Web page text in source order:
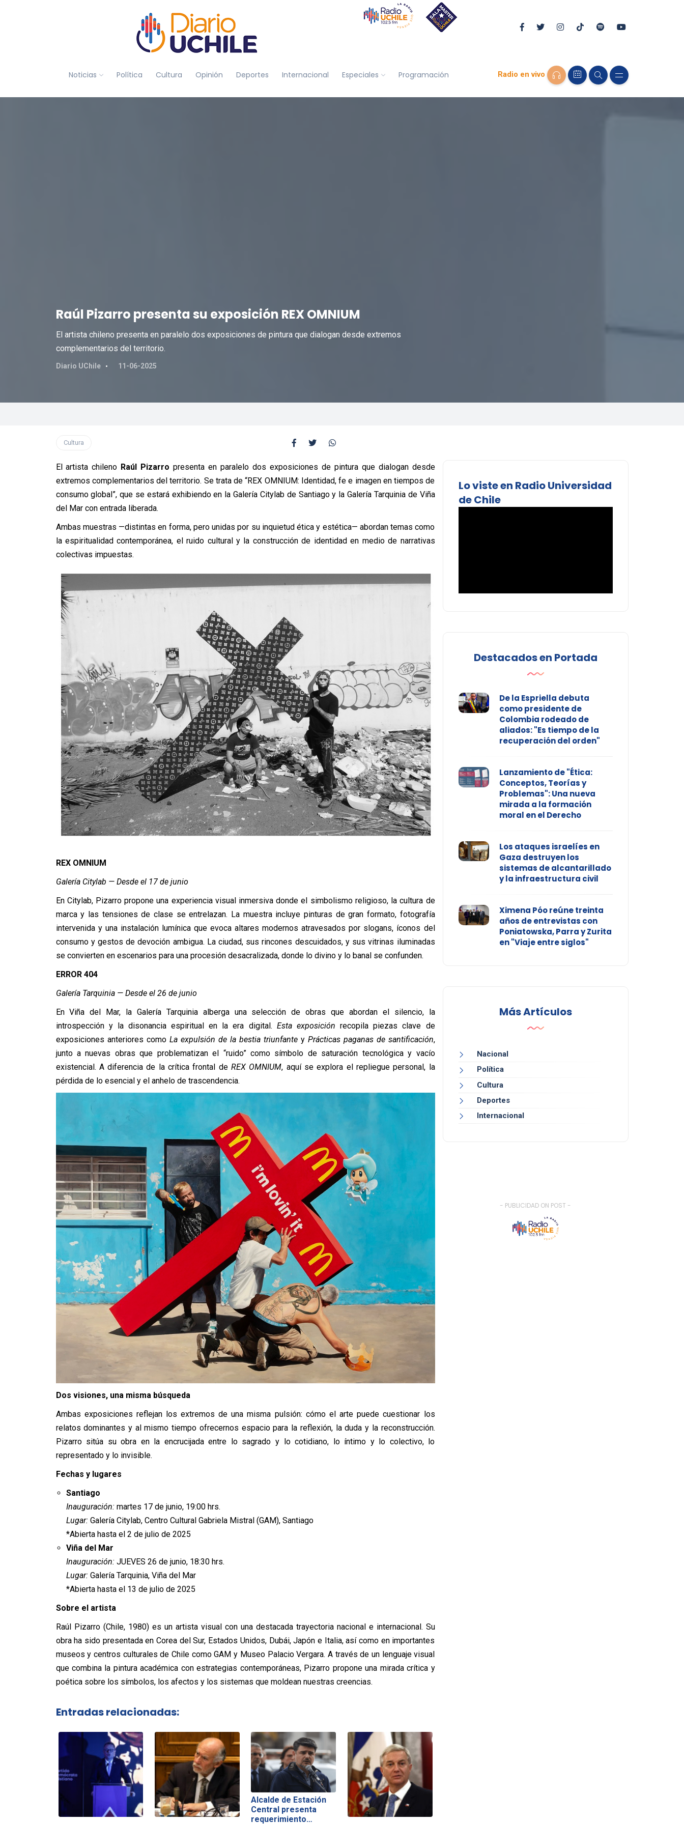
Noticias Política Cultura Opinión Deportes Internacional Especiales Programación Radio en vivo
Raúl Pizarro presenta su exposición REX OMNIUM
El artista chileno presenta en paralelo dos exposiciones de pintura que dialogan desde extremos
complementarios del territorio.
Diario UChile 11-06-2025
Cultura
El artista chileno Raúl Pizarro presenta en paralelo dos exposiciones de pintura que dialogan desde
extremos complementarios del territorio. Se trata de “REX OMNIUM: Identidad, fe e imagen en tiempos de
consumo global”, que se estará exhibiendo en la Galería Citylab de Santiago y la Galería Tarquinia de Viña
del Mar con entrada liberada.
Ambas muestras —distintas en forma, pero unidas por su inquietud ética y estética— abordan temas como
la espiritualidad contemporánea, el ruido cultural y la construcción de identidad en medio de narrativas
colectivas impuestas.
REX OMNIUM
Galería Citylab — Desde el 17 de junio
En Citylab, Pizarro propone una experiencia visual inmersiva donde el simbolismo religioso, la cultura de
marca y las tensiones de clase se entrelazan. La muestra incluye pinturas de gran formato, fotografía
intervenida y una instalación lumínica que evoca altares modernos atravesados por slogans, íconos del
consumo y gestos de devoción ambigua. La ciudad, sus rincones descuidados, y sus vitrinas iluminadas
se convierten en escenarios para una procesión desacralizada, donde lo divino y lo banal se confunden.
ERROR 404
Galería Tarquinia — Desde el 26 de junio
En Viña del Mar, la Galería Tarquinia alberga una selección de obras que abordan el silencio, la
introspección y la disonancia espiritual en la era digital. Esta exposiciónrecopila piezas clave de
exposiciones anteriores como La expulsión de la bestia triunfantey Prácticas paganas de santificación,
junto a nuevas obras que problematizan el “ruido” como símbolo de saturación tecnológica y vacío
existencial. A diferencia de la crítica frontal de REX OMNIUM, aquí se explora el repliegue personal, la
pérdida de lo esencial y el anhelo de trascendencia.
Dos visiones, una misma búsqueda
Ambas exposiciones reflejan los extremos de una misma pulsión: cómo el arte puede cuestionar los
relatos dominantes y al mismo tiempo ofrecernos espacio para la reflexión, la duda y la reconstrucción.
Pizarro sitúa su obra en la encrucijada entre lo sagrado y lo cotidiano, lo íntimo y lo colectivo, lo
representado y lo invisible.
Fechas y lugares
Santiago
Inauguración:martes 17 de junio, 19:00 hrs.
Lugar:Galería Citylab, Centro Cultural Gabriela Mistral (GAM), Santiago
*Abierta hasta el 2 de julio de 2025
Viña del Mar
Inauguración:JUEVES 26 de junio, 18:30 hrs.
Lugar:Galería Tarquinia, Viña del Mar
*Abierta hasta el 13 de julio de 2025
Sobre el artista
Raúl Pizarro (Chile, 1980) es un artista visual con una destacada trayectoria nacional e internacional. Su
obra ha sido presentada en Corea del Sur, Estados Unidos, Dubái, Japón e Italia, así como en importantes
museos y centros culturales de Chile como GAM y Museo Palacio Vergara. A través de un lenguaje visual
que combina la pintura académica con estrategias contemporáneas, Pizarro propone una mirada crítica y
poética sobre los símbolos, los afectos y los sistemas que moldean nuestras creencias.
Entradas relacionadas:
Alcalde de Estación
Central presenta
requerimiento…
Lo viste en Radio Universidad
de Chile
Destacados en Portada
De la Espriella debuta
como presidente de
Colombia rodeado de
aliados: "Es tiempo de la
recuperación del orden"
Lanzamiento de "Ética:
Conceptos, Teorías y
Problemas": Una nueva
mirada a la formación
moral en el Derecho
Los ataques israelíes en
Gaza destruyen los
sistemas de alcantarillado
y la infraestructura civil
Ximena Póo reúne treinta
años de entrevistas con
Poniatowska, Parra y Zurita
en "Viaje entre siglos"
Más Artículos
Nacional
Política
Cultura
Deportes
Internacional
- PUBLICIDAD ON POST -